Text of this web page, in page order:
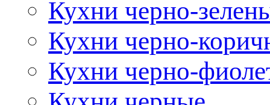
Кухни черно-
Кухни черно-
Кухни черно-